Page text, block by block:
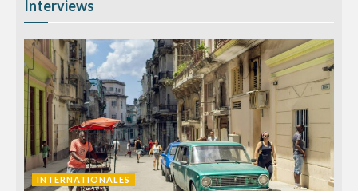
Interviews
INTERNATIONALES